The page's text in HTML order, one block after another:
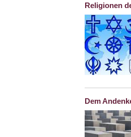
Religionen
Dem